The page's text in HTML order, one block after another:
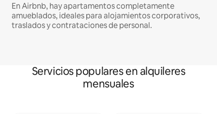
En Airbnb, hay apartamentos completamente
amueblados, ideales para alojamientos corporativos,
traslados y contrataciones de personal.
Servicios populares en alquileres
mensuales